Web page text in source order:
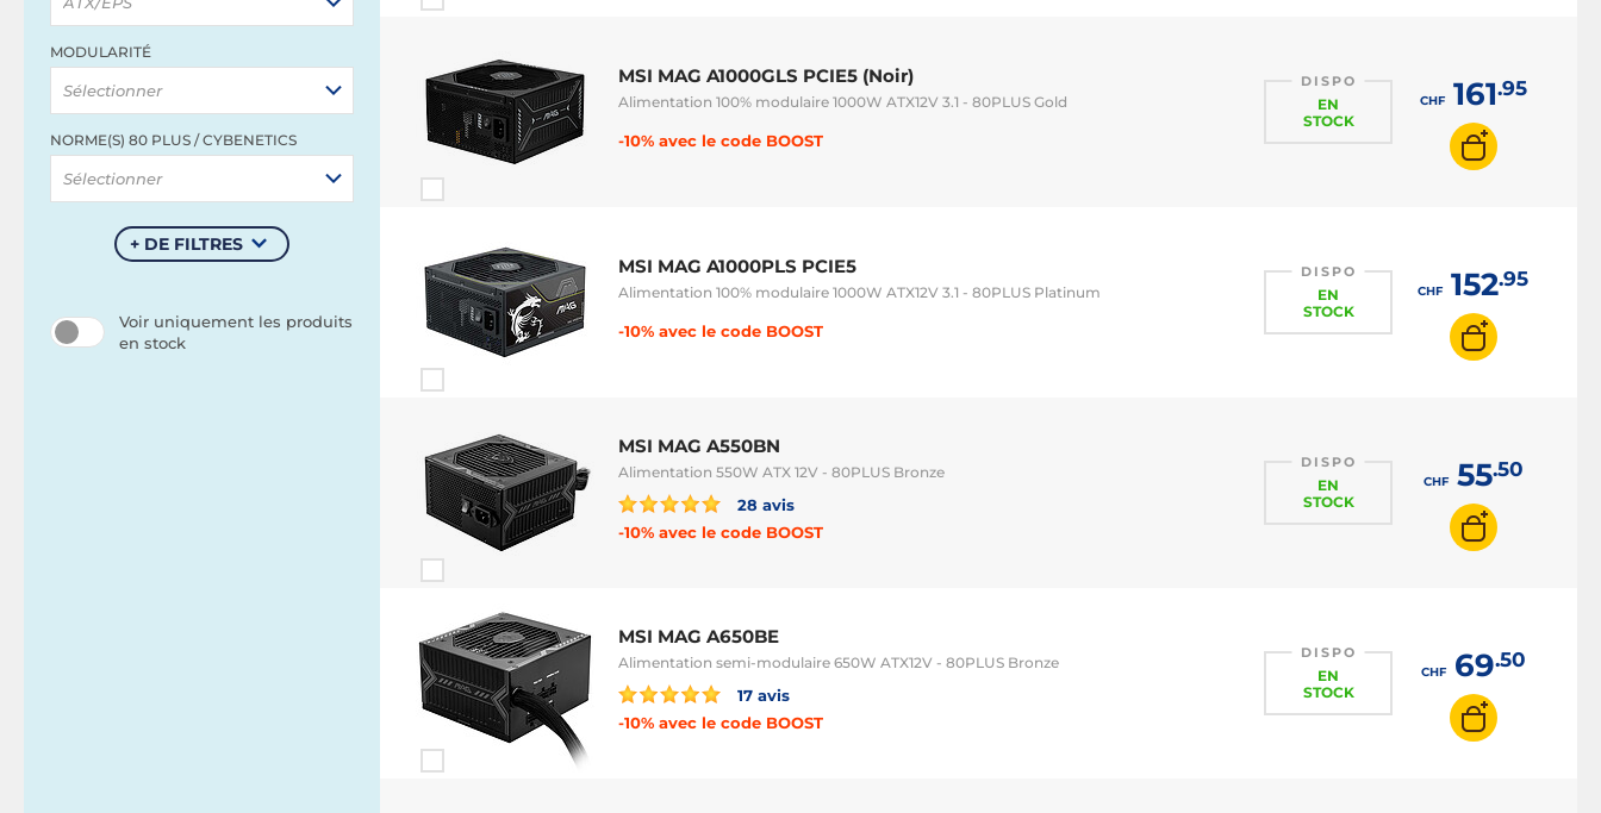
MODULARITÉ
Sélectionner
NORME(S) 80 PLUS / CYBENETICS
Sélectionner
+ DE FILTRES
Voir uniquement les produits
en stock
MSI MAG A1000GLS PCIE5 (Noir)
Alimentation 100% modulaire 1000W ATX12V 3.1 - 80PLUS Gold
-10% avec le code BOOST
DISPO
EN
STOCK
CHF161.95
MSI MAG A1000PLS PCIE5
Alimentation 100% modulaire 1000W ATX12V 3.1 - 80PLUS Platinum
-10% avec le code BOOST
DISPO
EN
STOCK
CHF152.95
MSI MAG A550BN
Alimentation 550W ATX 12V - 80PLUS Bronze
28 avis
-10% avec le code BOOST
DISPO
EN
STOCK
CHF55.50
MSI MAG A650BE
Alimentation semi-modulaire 650W ATX12V - 80PLUS Bronze
17 avis
-10% avec le code BOOST
DISPO
EN
STOCK
CHF69.50